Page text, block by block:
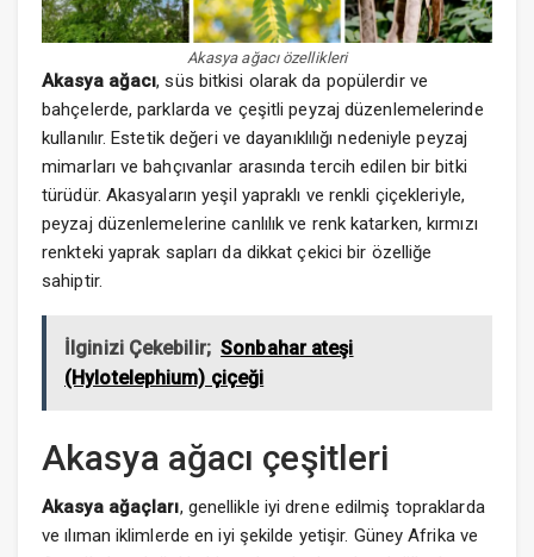
Akasya ağacı özellikleri
Akasya ağacı, süs bitkisi olarak da popülerdir ve
bahçelerde, parklarda ve çeşitli peyzaj düzenlemelerinde
kullanılır. Estetik değeri ve dayanıklılığı nedeniyle peyzaj
mimarları ve bahçıvanlar arasında tercih edilen bir bitki
türüdür. Akasyaların yeşil yapraklı ve renkli çiçekleriyle,
peyzaj düzenlemelerine canlılık ve renk katarken, kırmızı
renkteki yaprak sapları da dikkat çekici bir özelliğe
sahiptir.
İlginizi Çekebilir; Sonbahar ateşi
(Hylotelephium) çiçeği
Akasya ağacı çeşitleri
Akasya ağaçları, genellikle iyi drene edilmiş topraklarda
ve ılıman iklimlerde en iyi şekilde yetişir. Güney Afrika ve